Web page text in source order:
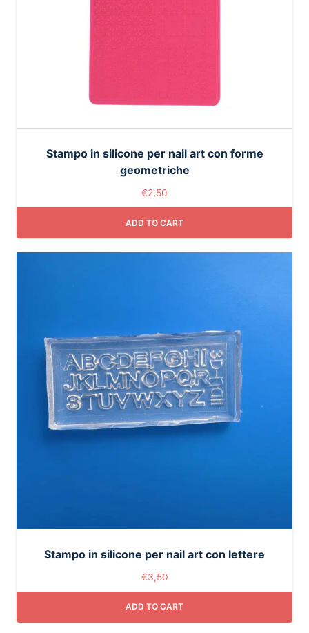
Stampo in silicone per nail art con forme
geometriche
€2,50
ADD TO CART
Stampo in silicone per nail art con lettere
€3,50
ADD TO CART